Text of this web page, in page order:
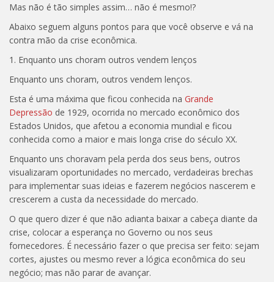
Mas não é tão simples assim… não é mesmo!?
Abaixo seguem alguns pontos para que você observe e vá na
contra mão da crise econômica.
1. Enquanto uns choram outros vendem lenços
Enquanto uns choram, outros vendem lenços.
Esta é uma máxima que ficou conhecida na Grande
Depressão de 1929, ocorrida no mercado econômico dos
Estados Unidos, que afetou a economia mundial e ficou
conhecida como a maior e mais longa crise do século XX.
Enquanto uns choravam pela perda dos seus bens, outros
visualizaram oportunidades no mercado, verdadeiras brechas
para implementar suas ideias e fazerem negócios nascerem e
crescerem a custa da necessidade do mercado.
O que quero dizer é que não adianta baixar a cabeça diante da
crise, colocar a esperança no Governo ou nos seus
fornecedores. É necessário fazer o que precisa ser feito: sejam
cortes, ajustes ou mesmo rever a lógica econômica do seu
negócio; mas não parar de avançar.